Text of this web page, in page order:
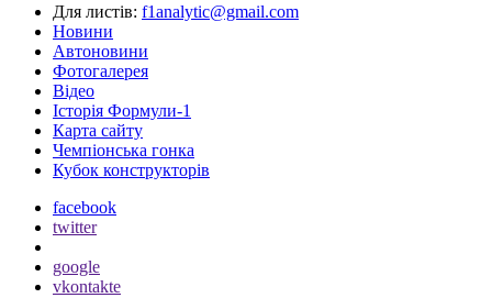
Для листів: f1analytic@gmail.com
Новини
Автоновини
Фотогалерея
Відео
Історія Формули-1
Карта сайту
Чемпіонська гонка
Кубок конструкторів
facebook
twitter
google
vkontakte